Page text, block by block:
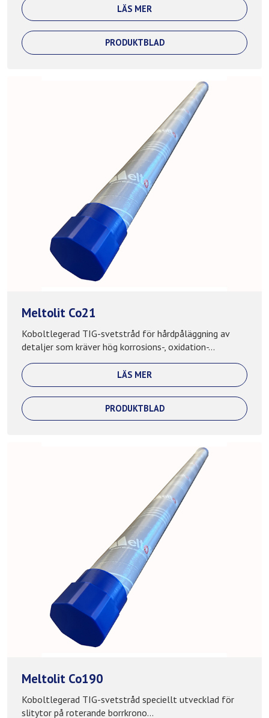
LÄS MER
PRODUKTBLAD
Meltolit Co21
Koboltlegerad TIG-svetstråd för hårdpåläggning av
detaljer som kräver hög korrosions-, oxidation-...
LÄS MER
PRODUKTBLAD
Meltolit Co190
Koboltlegerad TIG-svetstråd speciellt utvecklad för
slitytor på roterande borrkrono...